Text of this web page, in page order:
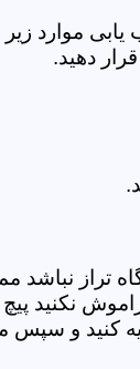
موارد زیر
دهید.
تراز
نکنید
کنید و سپس